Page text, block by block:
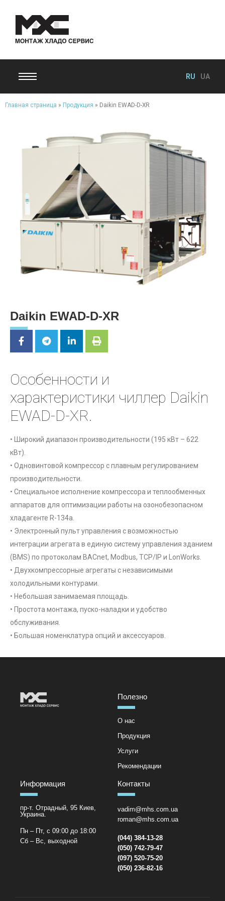
RU UA
Главная страница » Продукция » Daikin EWAD-D-XR
Daikin EWAD-D-XR
Особенности и
характеристики чиллер Daikin
EWAD-D-XR.
• Широкий диапазон производительности (195 кВт – 622
кВт).
• Одновинтовой компрессор с плавным регулированием
производительности.
• Специальное исполнение компрессора и теплообменных
аппаратов для оптимизации работы на озонобезопасном
хладагенте R-134a.
• Электронный пульт управления с возможностью
интеграции агрегата в единую систему управления зданием
(BMS) по протоколам BACnet, Modbus, TCP/IP и LonWorks.
• Двухкомпрессорные агрегаты с независимыми
холодильными контурами.
• Небольшая занимаемая площадь.
• Простота монтажа, пуско-наладки и удобство
обслуживания.
• Большая номенклатура опций и аксессуаров.
Полезно
О нас
Продукция
Услуги
Рекомендации
Информация
пр-т. Отрадный, 95 Киев,
Украина.
Пн – Пт, с 09:00 до 18:00
Сб – Вс, выходной
Контакты
vadim@mhs.com.ua
roman@mhs.com.ua
(044) 384-13-28
(050) 742-79-47
(097) 520-75-20
(050) 236-82-16